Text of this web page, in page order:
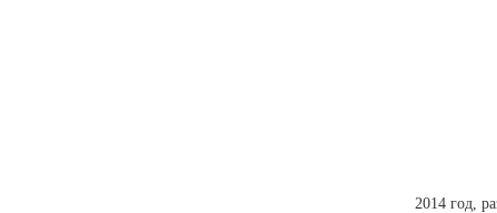
2014 год,